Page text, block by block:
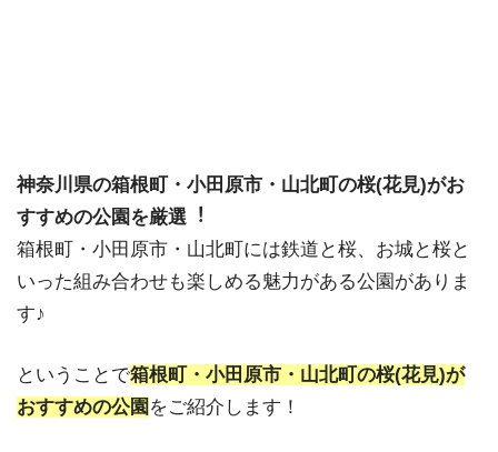
神奈川県の箱根町・小田原市・山北町の桜(花見)がお
すすめの公園を厳選︕
箱根町・小田原市・山北町には鉄道と桜、お城と桜と
いった組み合わせも楽しめる魅力がある公園がありま
す♪
ということで箱根町・小田原市・山北町の桜(花見)が
おすすめの公園 をご紹介します！